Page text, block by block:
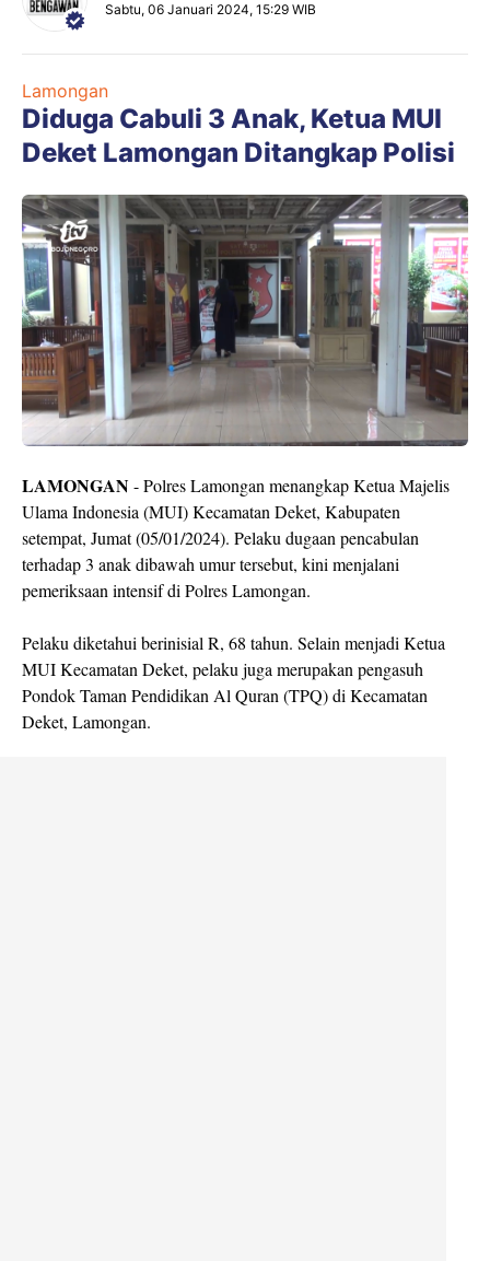
Sabtu, 06 Januari 2024, 15:29 WIB
Lamongan
Diduga Cabuli 3 Anak, Ketua MUI
Deket Lamongan Ditangkap Polisi
LAMONGAN- Polres Lamongan menangkap Ketua Majelis
Ulama Indonesia (MUI) Kecamatan Deket, Kabupaten
setempat, Jumat (05/01/2024). Pelaku dugaan pencabulan
terhadap 3 anak dibawah umur tersebut, kini menjalani
pemeriksaan intensif di Polres Lamongan.
Pelaku diketahui berinisial R, 68 tahun. Selain menjadi Ketua
MUI Kecamatan Deket, pelaku juga merupakan pengasuh
Pondok Taman Pendidikan Al Quran (TPQ) di Kecamatan
Deket, Lamongan.